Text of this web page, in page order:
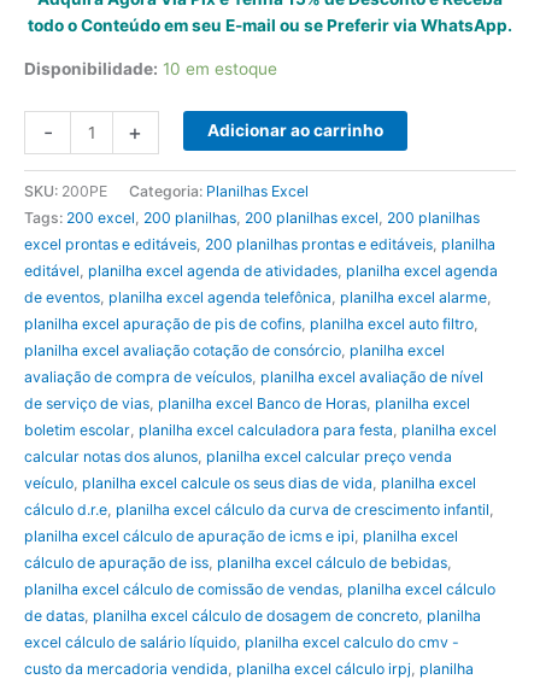
todo o Conteúdo em seu E-mail ou se Preferir via WhatsApp.
Disponibilidade: 10 em estoque
-
Planilhas
Excel
quantidade
+ Adicionar ao carrinho
SKU: 200PE Categoria: Planilhas Excel
Tags: 200 excel, 200 planilhas, 200 planilhas excel, 200 planilhas
excel prontas e editáveis, 200 planilhas prontas e editáveis, planilha
editável, planilha excel agenda de atividades, planilha excel agenda
de eventos, planilha excel agenda telefônica, planilha excel alarme,
planilha excel apuração de pis de cofins, planilha excel auto filtro,
planilha excel avaliação cotação de consórcio, planilha excel
avaliação de compra de veículos, planilha excel avaliação de nível
de serviço de vias, planilha excel Banco de Horas, planilha excel
boletim escolar, planilha excel calculadora para festa, planilha excel
calcular notas dos alunos, planilha excel calcular preço venda
veículo, planilha excel calcule os seus dias de vida, planilha excel
cálculo d.r.e, planilha excel cálculo da curva de crescimento infantil,
planilha excel cálculo de apuração de icms e ipi, planilha excel
cálculo de apuração de iss, planilha excel cálculo de bebidas,
planilha excel cálculo de comissão de vendas, planilha excel cálculo
de datas, planilha excel cálculo de dosagem de concreto, planilha
excel cálculo de salário líquido, planilha excel calculo do cmv -
custo da mercadoria vendida, planilha excel cálculo irpj, planilha